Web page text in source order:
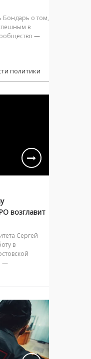
Бондарь о том,
в
—
политики
возглавит
Сергей
в
—